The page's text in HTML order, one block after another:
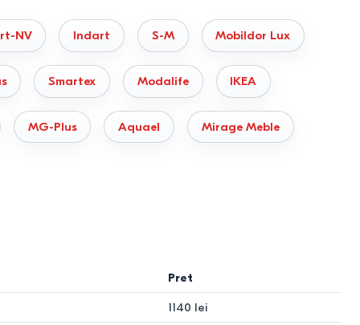
adânci.
NV Indart S-M Mobildor Lux
Smartex Modalife IKEA
MG-Plus Aquael Mirage Meble
Pret
1140 lei